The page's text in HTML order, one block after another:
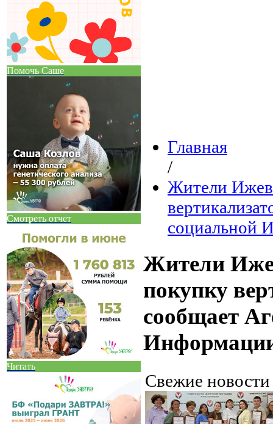
Помочь Саше
Смотреть отчет
Читать
Главная
/
Жители
социальной
Жители
покупку
сообщает
Свежие